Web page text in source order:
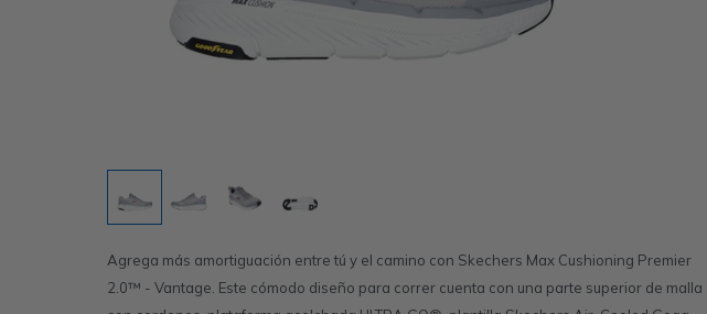
Agrega más amortiguación entre tú y el camino con Skechers Max Cushioning Premier
2.0™ - Vantage. Este cómodo diseño para correr cuenta con una parte superior de malla